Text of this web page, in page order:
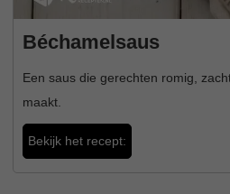
Béchamelsaus
Een saus die gerechten romig,
maakt.
Bekijk het recept: